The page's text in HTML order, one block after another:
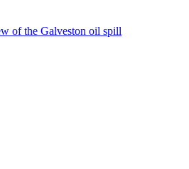
of the Galveston oil spill